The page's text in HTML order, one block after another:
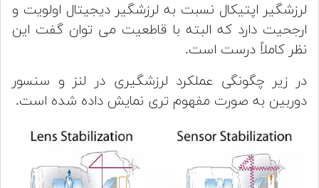
لرزشگیر اپتیکال نسبت به لرزشگیر دیجیتال اولویت و
ارجحیت دارد که البته با قاطعیت می توان گفت این
نظر کاملاً درست است.
در زیر چگونگی عملکرد لرزشگیری در لنز و سنسور
دوربین به صورت مفهوم تری نمایش داده شده است.